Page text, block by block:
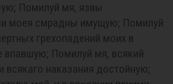
Помилуй мя, язвы
моея смpaдны имущую; Помилуй
грехопадений моих в
впавшую; Помилуй мя, всякий
всякаго наказания достойную;